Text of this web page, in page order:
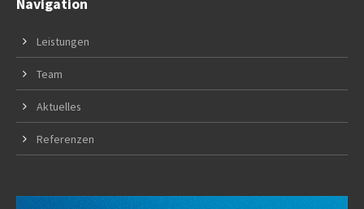
Navigation
Leistungen
Team
Aktuelles
Referenzen